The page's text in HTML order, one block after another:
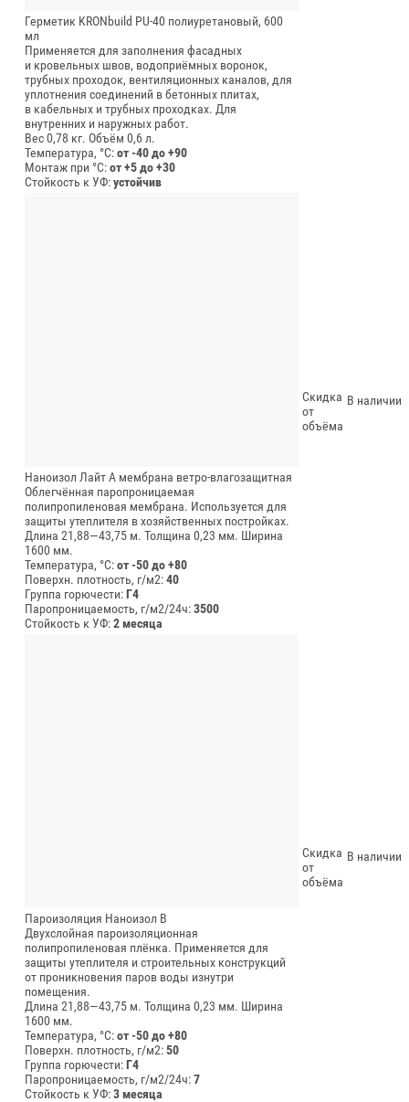
Герметик KRONbuild PU-40 полиуретановый, 600
мл
Применяется для заполнения фасадных
и кровельных швов, водоприёмных воронок,
трубных проходок, вентиляционных каналов, для
уплотнения соединений в бетонных плитах,
в кабельных и трубных проходках. Для
внутренних и наружных работ.
Вес 0,78 кг. Объём 0,6 л.
Температура, °C:от -40 до +90
Монтаж при °C:от +5 до +30
Стойкость к УФ:устойчив
Наноизол Лайт А мембрана ветро-влагозащитная
Облегчённая паропроницаемая
полипропиленовая мембрана. Используется для
защиты утеплителя в хозяйственных постройках.
Длина 21,88—43,75 м. Толщина 0,23 мм. Ширина
1600 мм.
Температура, °C:от -50 до +80
Поверхн. плотность, г/м2:40
Группа горючести:Г4
Паропроницаемость, г/м2/24ч:3500
Стойкость к УФ:2 месяца
Скидка
от
объёма
В наличии
Пароизоляция Наноизол В
Двухслойная пароизоляционная
полипропиленовая плёнка. Применяется для
защиты утеплителя и строительных конструкций
от проникновения паров воды изнутри
помещения.
Длина 21,88—43,75 м. Толщина 0,23 мм. Ширина
1600 мм.
Температура, °C:от -50 до +80
Поверхн. плотность, г/м2:50
Группа горючести:Г4
Паропроницаемость, г/м2/24ч:7
Стойкость к УФ:3 месяца
Скидка
от
объёма
В наличии